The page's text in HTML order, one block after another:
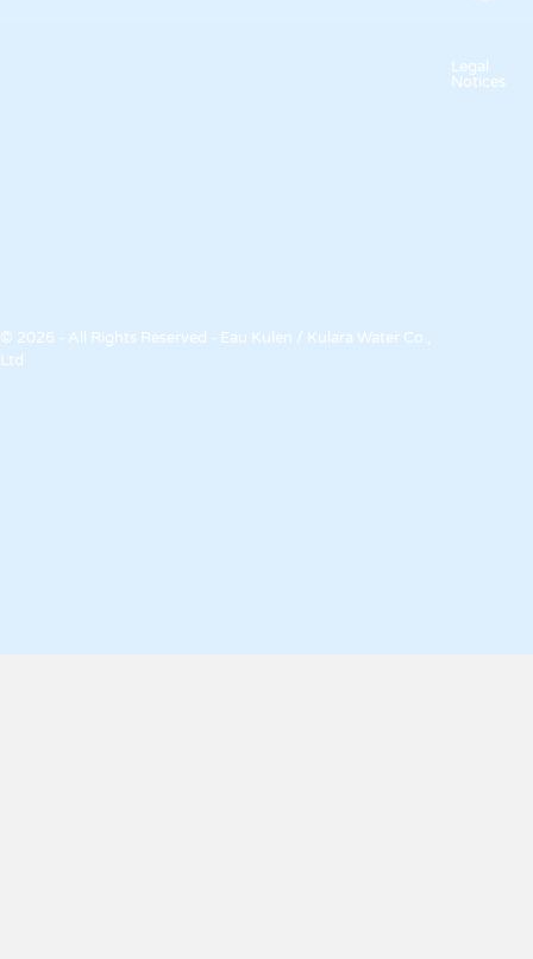
© 2026 - All Rights Reserved - Eau Kulen / Kulara Water Co.,
Ltd
Legal
Notices